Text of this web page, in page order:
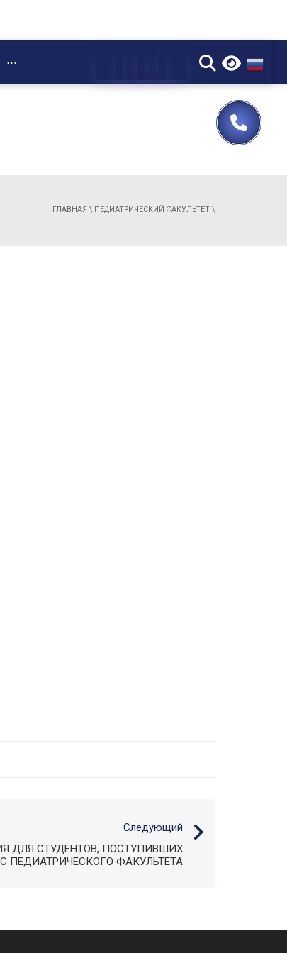
⋯ ▼
ГЛАВНАЯ \ ПЕДИАТРИЧЕСКИЙ ФАКУЛЬТЕТ \
Следующий
ДЛЯ СТУДЕНТОВ, ПОСТУПИВШИХ
ПЕДИАТРИЧЕСКОГО ФАКУЛЬТЕТА